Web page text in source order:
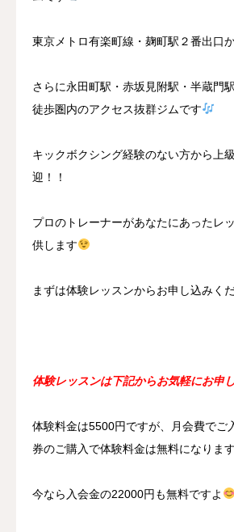
東京メトロ有楽町線・麹町駅２番出口
さらに永田町駅・赤坂見附駅・半蔵門
徒歩圏内のアクセス抜群ジムです
キックボクシング経験のない方から上
迎！！
プロのトレーナーがあなたにあったレ
供します
まずは体験レッスンからお申し込みく
体験レッスンは下記からお気軽にお申
体験料金は5500円ですが、月会費でご
券のご購入で体験料金は無料になります
今なら入会金の22000円も無料ですよ